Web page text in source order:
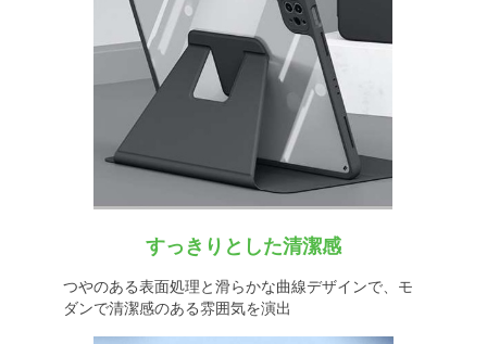
すっきりとした清潔感
つやのある表面処理と滑らかな曲線デザインで、モ
ダンで清潔感のある雰囲気を演出